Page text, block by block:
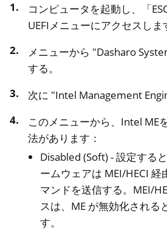
navigation of ニトロフォン、ニトロ
navigation of NextBox
navigation of NitroWall
navigation of NitroWall NW750
navigation of ソフトウェア
コンピュータを起動し、「
UEFIメニューにアクセスしま
メニューから "Dasharo
する。
次に "Intel Management
このメニューから、Intel ME
法があります：
Disabled (Soft) - 設定する
ームウェアは MEI/HECI 経
マンドを送信する。MEI/
スは、ME が無効化される
す。